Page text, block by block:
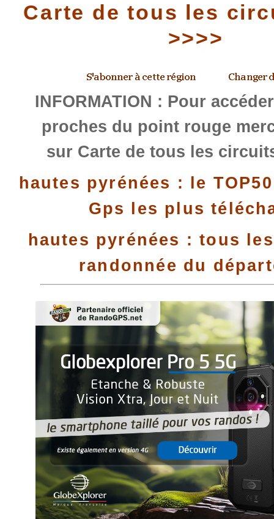
Carte de tous les
>>>>
INFORMATION : Pour
proches du point rouge
sur Carte de tous les
hautes pyrénées : le
Gps les plus
hautes pyrénées : tous
randonnée du